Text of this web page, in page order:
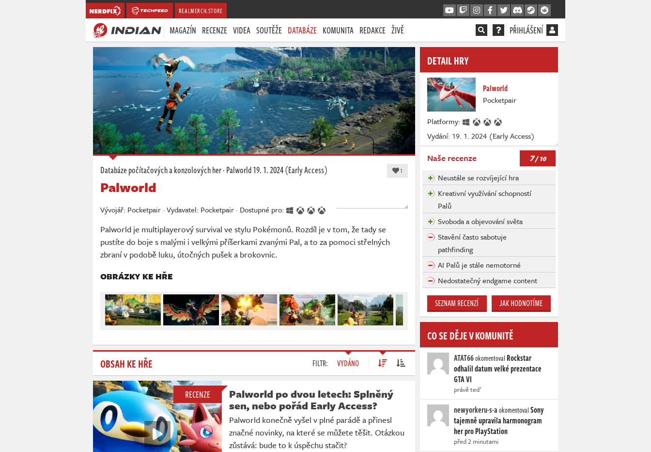
REALMERCH.STORE
MAGAZÍN RECENZE VIDEA SOUTĚŽE DATABÁZE KOMUNITA REDAKCE ŽIVĚ PŘIHLÁŠENÍ
Databáze počítačových a konzolových her·Palworld19. 1. 2024 (Early Access) 1
Palworld
Vývojář: Pocketpair · Vydavatel: Pocketpair · Dostupné pro:
Palworld je multiplayerový survival ve stylu Pokémonů. Rozdíl je v tom, že tady se
pustíte do boje s malými i velkými příšerkami zvanými Pal, a to za pomoci střelných
zbraní v podobě luku, útočných pušek a brokovnic.
OBRÁZKY KE HŘE
OBSAH KE HŘE FILTR: VYDÁNO
RECENZE
Palworld po dvou letech: Splněný
sen, nebo pořád Early Access?
Palworld konečně vyšel v plné parádě a přinesl
značné novinky, na které se můžete těšit. Otázkou
zůstává: bude to k úspěchu stačit?
DETAIL HRY
Palworld
Pocketpair
Platformy:
Vydání: 19. 1. 2024 (Early Access)
Naše recenze 7/ 10
Neustále se rozvíjející hra
Kreativní využívání schopností
Palů
Svoboda a objevování světa
Stavění často sabotuje
pathfinding
AI Palů je stále nemotorné
Nedostatečný endgame content
SEZNAM RECENZÍ JAK HODNOTÍME
CO SE DĚJE V KOMUNITĚ
ATAT66okomentoval Rockstar
odhalil datum velké prezentace
GTA VI
právě teď
newyorkeru-s-aokomentovalSony
tajemně upravila harmonogram
her pro PlayStation
před 2 minutami